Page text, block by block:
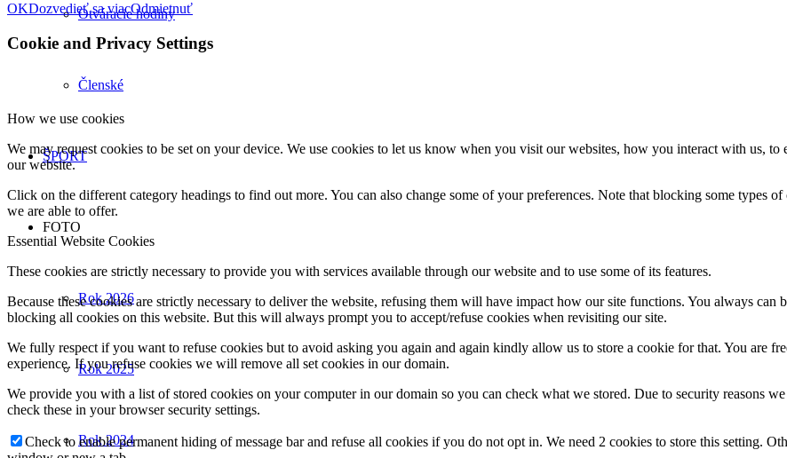
Otváracie hodiny
Členské
ŠPORT
FOTO
Rok 2026
Rok 2025
Rok 2024
OKDozvedieť sa viacOdmietnuť
Cookie and Privacy Settings
How we use cookies
We may request cookies to be set on your device. We use cookies to let us know when you visit our websites, how you interact with us,
our website.
Click on the different category headings to find out more. You can also change some of your preferences. Note that blocking some types
we are able to offer.
Essential Website Cookies
These cookies are strictly necessary to provide you with services available through our website and to use some of its features.
Because these cookies are strictly necessary to deliver the website, refusing them will have impact how our site functions. You always
blocking all cookies on this website. But this will always prompt you to accept/refuse cookies when revisiting our site.
We fully respect if you want to refuse cookies but to avoid asking you again and again kindly allow us to store a cookie for that. You are
experience. If you refuse cookies we will remove all set cookies in our domain.
We provide you with a list of stored cookies on your computer in our domain so you can check what we stored. Due to security reasons
check these in your browser security settings.
Check to enable permanent hiding of message bar and refuse all cookies if you do not opt in. We need 2 cookies to store this setting.